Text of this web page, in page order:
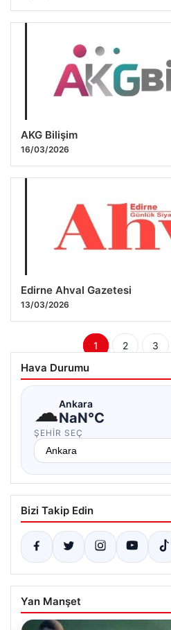
AKG Bilişim
16/03/2026
Edirne Ahval Gazetesi
13/03/2026
Yazı
sayfalaması
1 2 3
Hava Durumu
☁Ankara
NaN°C
ŞEHIR SEÇ
Bizi Takip Edin
Yan Manşet